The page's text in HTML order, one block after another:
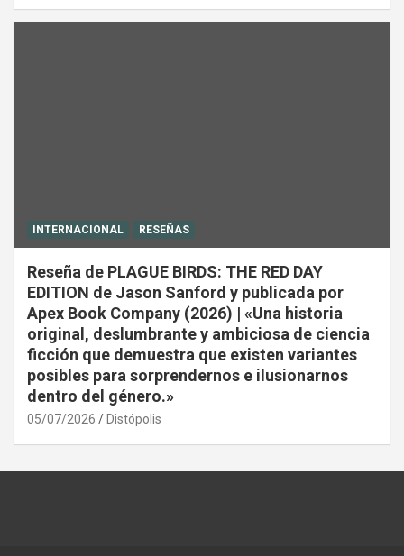
INTERNACIONAL RESEÑAS
Reseña de PLAGUE BIRDS: THE RED DAY
EDITION de Jason Sanford y publicada por
Apex Book Company (2026) | «Una historia
original, deslumbrante y ambiciosa de ciencia
ficción que demuestra que existen variantes
posibles para sorprendernos e ilusionarnos
dentro del género.»
05/07/2026 Distópolis